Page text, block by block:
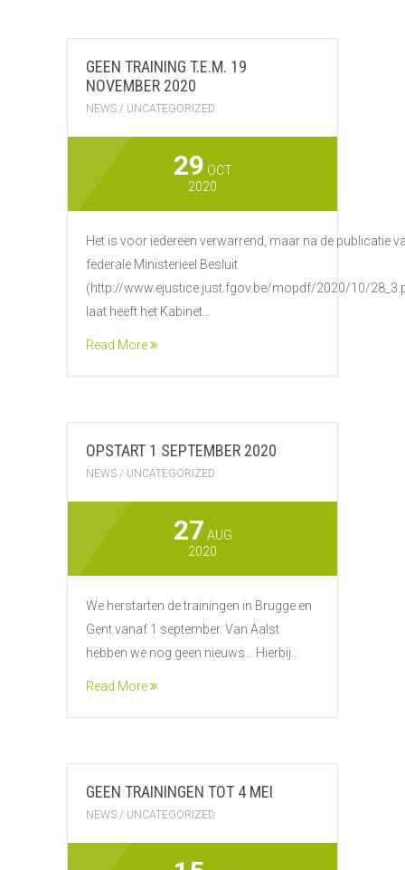
GEEN TRAINING T.E.M. 19
NOVEMBER 2020
NEWS / UNCATEGORIZED
29 OCT
2020
Het is voor iedereen verwarrend, maar na de publicatie
federale Ministerieel Besluit
(http://www.ejustice.just.fgov.be/mopdf/2020/10/
laat heeft het Kabinet...
Read More
OPSTART 1 SEPTEMBER 2020
NEWS / UNCATEGORIZED
27 AUG
2020
We herstarten de trainingen in Brugge en
Gent vanaf 1 september. Van Aalst
hebben we nog geen nieuws… Hierbij...
Read More
GEEN TRAININGEN TOT 4 MEI
NEWS / UNCATEGORIZED